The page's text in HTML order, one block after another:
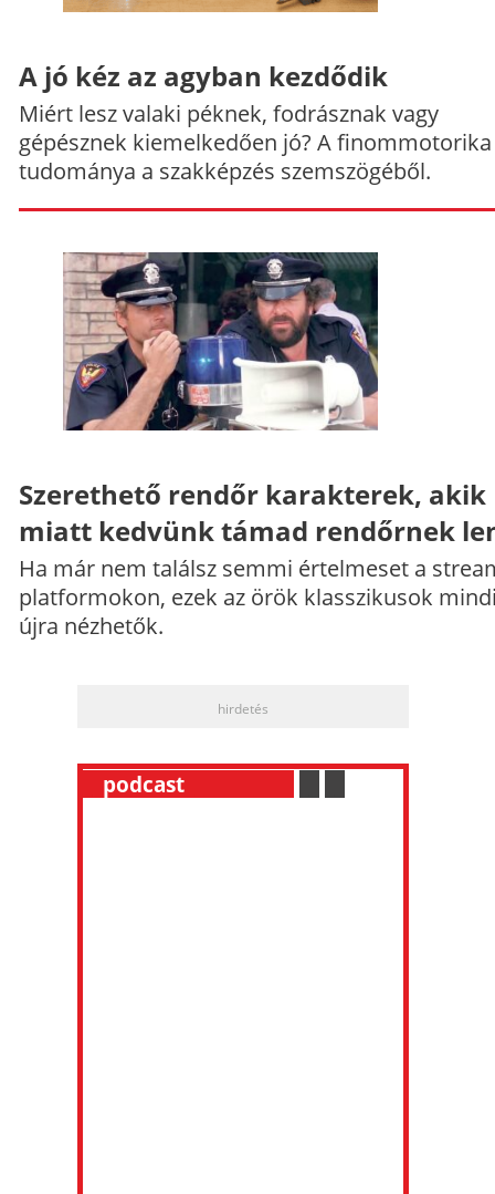
A jó kéz az agyban kezdődik
Miért lesz valaki péknek, fodrásznak vagy
gépésznek kiemelkedően jó? A finommotorika
tudománya a szakképzés szemszögéből.
Szerethető rendőr karakterek, akik
miatt kedvünk támad rendőrnek
Ha már nem találsz semmi értelmeset a
platformokon, ezek az örök klasszikusok
újra nézhetők.
hirdetés
podcast